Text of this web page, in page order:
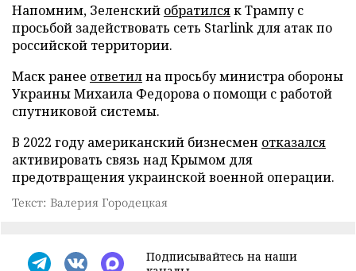
Напомним, Зеленский обратилсяк Трампу с
просьбой задействовать сеть Starlink для атак по
российской территории.
Маск ранее ответилна просьбу министра обороны
Украины Михаила Федорова о помощи с работой
спутниковой системы.
В 2022 году американский бизнесмен отказался
активировать связь над Крымом для
предотвращения украинской военной операции.
Текст: Валерия Городецкая
Подписывайтесь на наши